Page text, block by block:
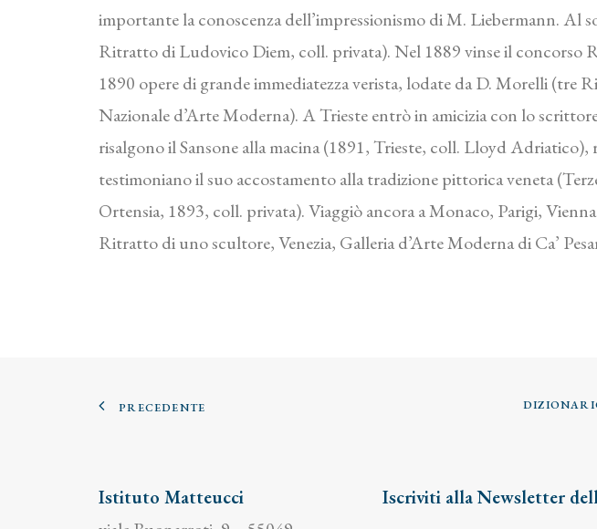
importante la conoscenza dell’impressionismo di M. Liebermann.
Ritratto di Ludovico Diem, coll. privata). Nel 1889 vinse il concorso
1890 opere di grande immediatezza verista, lodate da D. Morelli (tre
Nazionale d’Arte Moderna). A Trieste entrò in amicizia con lo
risalgono il Sansone alla macina (1891, Trieste, coll. Lloyd
testimoniano il suo accostamento alla tradizione pittorica veneta
Ortensia, 1893, coll. privata). Viaggiò ancora a Monaco, Parigi,
Ritratto di uno scultore, Venezia, Galleria d’Arte Moderna di Ca’
PRECEDENTE
Istituto Matteucci
Iscriviti alla Newsletter